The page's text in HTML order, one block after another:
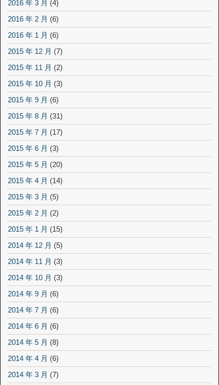
2016 年 3 月 (4)
2016 年 2 月 (6)
2016 年 1 月 (6)
2015 年 12 月 (7)
2015 年 11 月 (2)
2015 年 10 月 (3)
2015 年 9 月 (6)
2015 年 8 月 (31)
2015 年 7 月 (17)
2015 年 6 月 (3)
2015 年 5 月 (20)
2015 年 4 月 (14)
2015 年 3 月 (5)
2015 年 2 月 (2)
2015 年 1 月 (15)
2014 年 12 月 (5)
2014 年 11 月 (3)
2014 年 10 月 (3)
2014 年 9 月 (6)
2014 年 7 月 (6)
2014 年 6 月 (6)
2014 年 5 月 (8)
2014 年 4 月 (6)
2014 年 3 月 (7)